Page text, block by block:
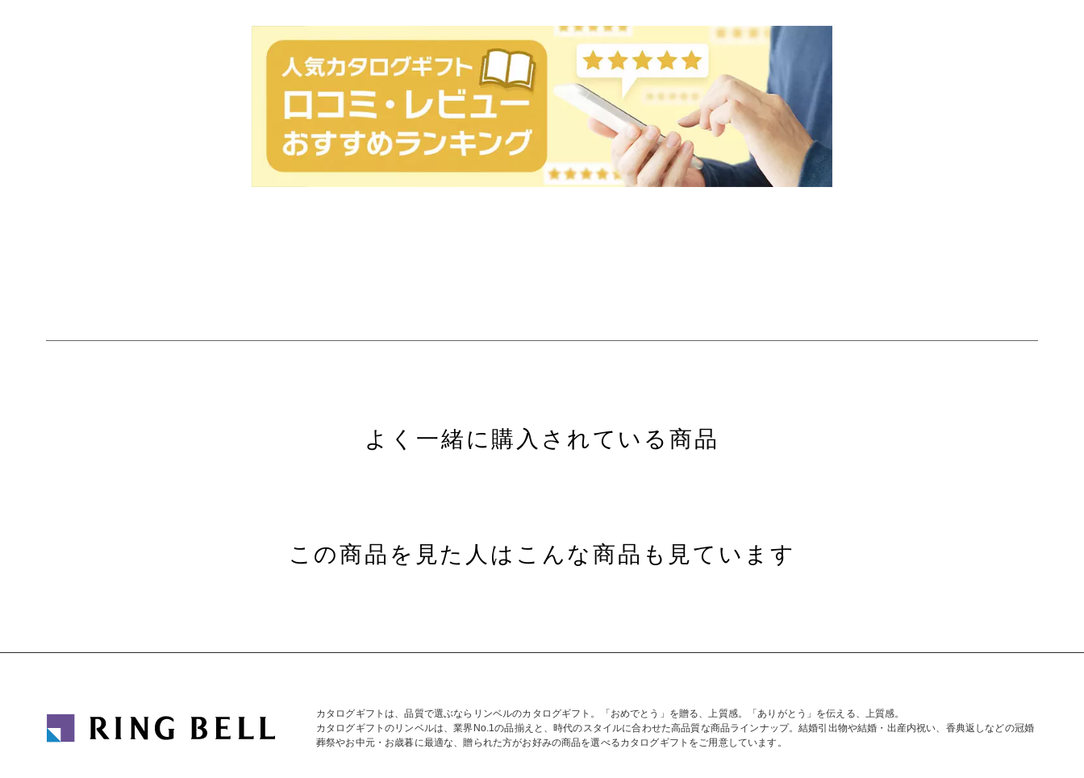
よく一緒に購入されている商品
この商品を見た人はこんな商品も見ています
カタログギフトは、品質で選ぶならリンベルのカタログギフト。「おめでとう」を贈る、上質感。「ありがとう」を伝える、上質感。
カタログギフトのリンベルは、業界No.1の品揃えと、時代のスタイルに合わせた高品質な商品ラインナップ。結婚引出物や結婚・出産内祝い、香典返しなどの冠婚
葬祭やお中元・お歳暮に最適な、贈られた方がお好みの商品を選べるカタログギフトをご用意しています。